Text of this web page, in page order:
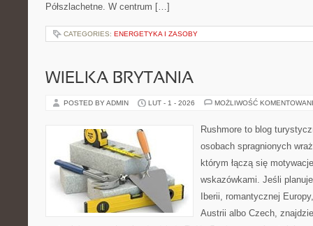
Półszlachetne. W centrum […]
CATEGORIES: ENERGETYKA I ZASOBY
WIELKA BRYTANIA
POSTED BY ADMIN LUT - 1 - 2026 MOŻLIWOŚĆ
Rushmore to blog
osobach spragnionych
którym łączą się
wskazówkami. Jeśli
Iberii, romantycznej
Austrii albo Czech,